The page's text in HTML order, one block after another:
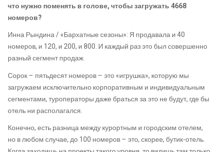
что нужно поменять в голове, чтобы загружать 4668
номеров?
Инна Рындина / «Бархатные сезоны»: Я продавала и 40
номеров, и 120, и 200, и 800. И каждый раз это был совершенно
разный сегмент продаж.
Сорок – пятьдесят номеров – это «игрушка», которую мы
загружаем исключительно корпоративным и индивидуальным
сегментами, туроператоры даже браться за это не будут, где бы
отель ни располагался.
Конечно, есть разница между курортным и городским отелем,
но в любом случае, до 100 номеров – это, скорее, бутик-отель.